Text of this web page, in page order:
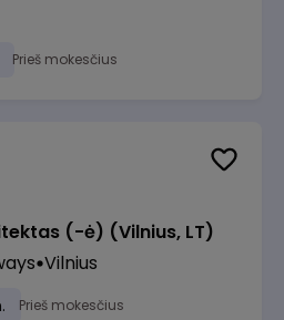
Prieš mokesčius
(-ė) (Vilnius, LT)
Vilnius
Prieš mokesčius